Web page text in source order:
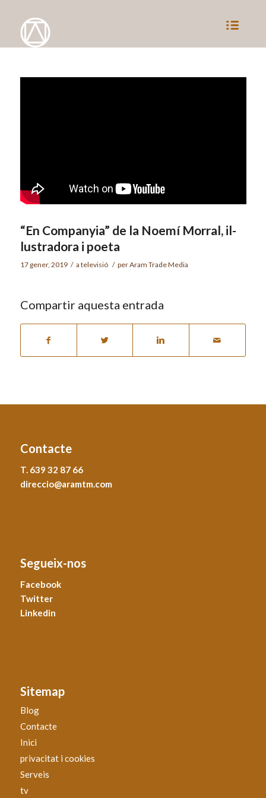
“En Companyia” de la Noemí Morral, il-
lustradora i poeta
17 gener, 2019 / a televisió / perAram Trade Media
Compartir aquesta entrada
Contacte
T. 639 32 87 66
direccio@aramtm.com
Segueix-nos
Facebook
Twitter
Linkedin
Sitemap
Blog
Contacte
Inici
privacitat i cookies
Serveis
tv